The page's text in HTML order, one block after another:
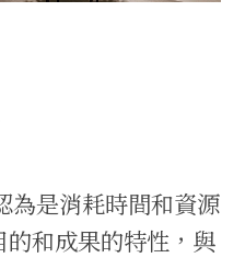
是消耗時間和資源
和成果的特性，與